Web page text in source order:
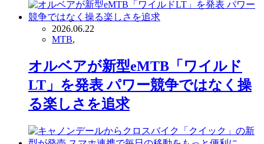
2026.06.22
MTB,
オルベアが新型eMTB「ワイルド
LT」を発表 パワー競争ではなく操
る楽しさを追求